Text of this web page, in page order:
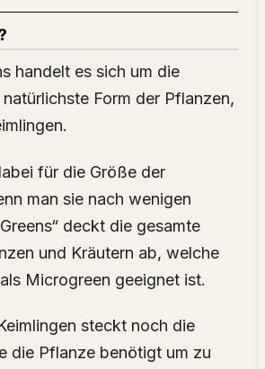
handelt es sich um die
Form der Pflanzen,
für die Größe der
man sie nach wenigen
deckt die gesamte
und Kräutern ab, welche
Microgreen geeignet ist.
steckt noch die
die Pflanze benötigt um zu